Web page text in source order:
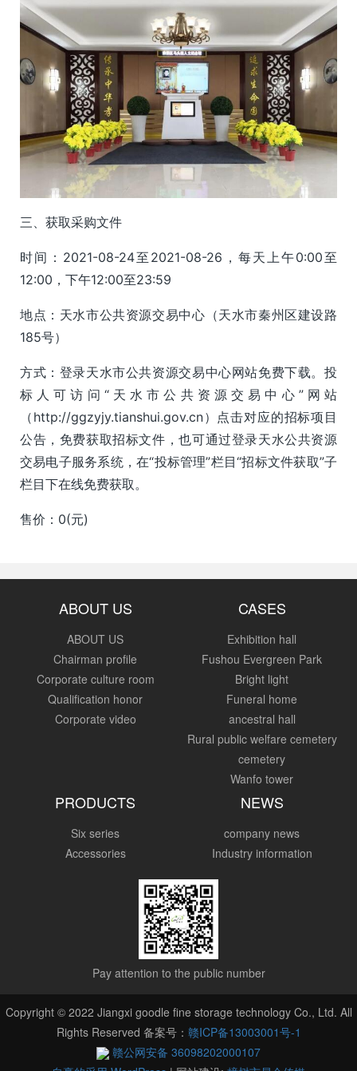
三、获取采购文件
时间：2021-08-24至2021-08-26，每天上午0:00至
12:00，下午12:00至23:59
地点：天水市公共资源交易中心（天水市秦州区建设路
185号）
方式：登录天水市公共资源交易中心网站免费下载。投
标人可访问“天水市公共资源交易中心”网站
（http://ggzyjy.tianshui.gov.cn）点击对应的招标项目
公告，免费获取招标文件，也可通过登录天水公共资源
交易电子服务系统，在“投标管理”栏目“招标文件获取”子
栏目下在线免费获取。
售价：0(元)
ABOUT US
ABOUT US
Chairman profile
Corporate culture room
Qualification honor
Corporate video
CASES
Exhibition hall
Fushou Evergreen Park
Bright light
Funeral home
ancestral hall
Rural public welfare cemetery
cemetery
Wanfo tower
PRODUCTS
Six series
Accessories
NEWS
company news
Industry information
Pay attention to the public number
Copyright © 2022 Jiangxi goodle fine storage technology Co., Ltd. All
Rights Reserved 备案号： 赣ICP备13003001号-1
赣公网安备 36098202000107